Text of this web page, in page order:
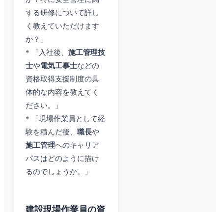
する研修について詳し
く教えていただけます
か？」
* 「入社後、 施工管理技
士や電気工事士などの
資格取得支援制度の具
体的な内容を教えてく
ださい。」
* 「現場作業員として経
験を積んだ後、 職長や
施工管理へのキャリア
パスはどのように描け
るのでしょうか。」
建設現場作業員の資